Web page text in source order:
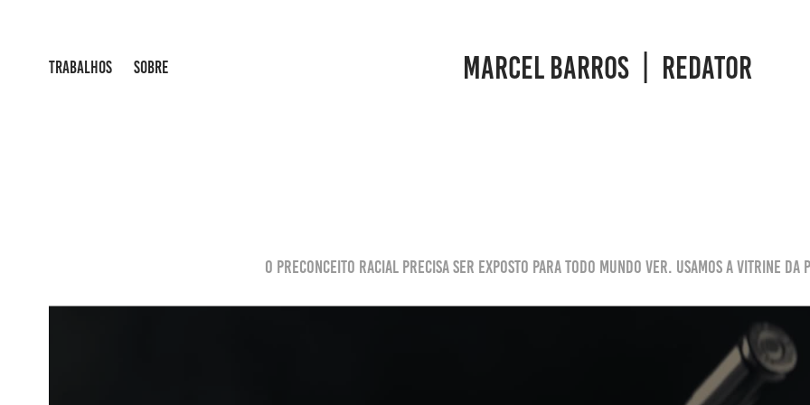
TRABALHOS SOBRE MARCEL BARROS  |  REDATOR
o preconceito racial precisa ser exposto para todo mundo ver. Usamos a vitrine